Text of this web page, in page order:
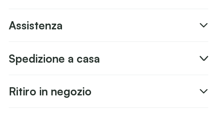
Assistenza
Spedizione a casa
Ritiro in negozio